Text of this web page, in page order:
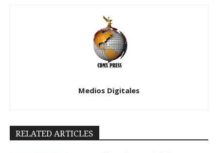
Medios Digitales
RELATED ARTICLES